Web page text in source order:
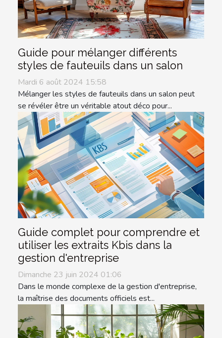
Guide pour mélanger différents
styles de fauteuils dans un salon
Mardi 6 août 2024 15:58
Mélanger les styles de fauteuils dans un salon peut
se révéler être un véritable atout déco pour...
Guide complet pour comprendre et
utiliser les extraits Kbis dans la
gestion d'entreprise
Dimanche 23 juin 2024 01:06
Dans le monde complexe de la gestion d'entreprise,
la maîtrise des documents officiels est...